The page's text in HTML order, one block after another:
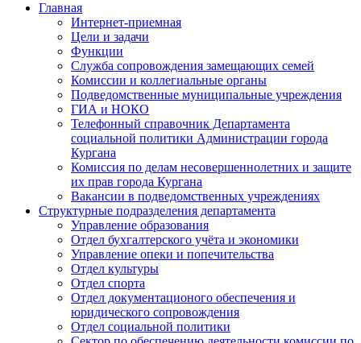
Главная
Интернет-приемная
Цели и задачи
Функции
Служба сопровождения замещающих семей
Комиссии и коллегиальные органы
Подведомственные муниципальные учреждения
ГИА и НОКО
Телефонный справочник Департамента
социальной политики Администрации города
Кургана
Комиссия по делам несовершеннолетних и защите
их прав города Кургана
Вакансии в подведомственных учреждениях
Структурные подразделения департамента
Управление образования
Отдел бухгалтерского учёта и экономики
Управление опеки и попечительства
Отдел культуры
Отдел спорта
Отдел документационого обеспечения и
юридического сопровождения
Отдел социальной политики